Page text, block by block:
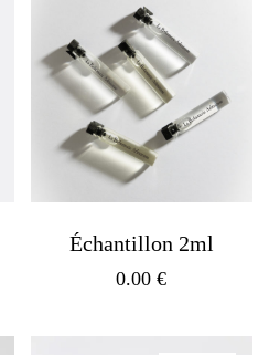
Échantillon 2ml
0.00€